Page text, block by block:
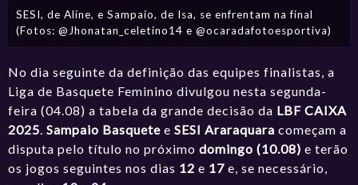
SESI, de Aline, e Sampaio, de Isa, se enfrentam na final
(Fotos: @Jhonatan_celetino14 e @ocaradafotoesportiva)
No dia seguinte da definição das equipes finalistas, a
Liga de Basquete Feminino divulgou nesta segunda-
feira (04.08) a tabela da grande decisão da LBF CAIXA
2025.Sampaio Basquete eSESI Araraquara começam a
disputa pelo título no próximodomingo (10.08) e terão
os jogos seguintes nos dias 12 e 17 e, se necessário,